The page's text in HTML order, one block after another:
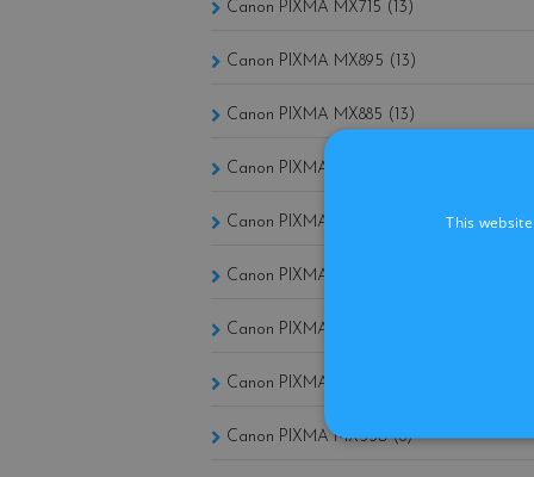
Canon PIXMA MX715 (13)
Canon PIXMA MX895 (13)
Canon PIXMA MX885 (13)
Canon PIXMA MX860 (12)
Canon PIXMA MX870 (12)
Canon PIXMA MX850 (11)
Canon PIXMA MX700 (8)
Canon PIXMA MX535 (8)
Canon PIXMA MX530 (8)
This